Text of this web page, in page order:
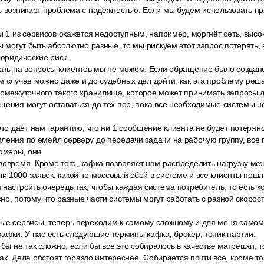
возникает проблема с надёжностью. Если мы будем использовать
из сервисов окажется недоступным, например, моргнёт сеть,
могут быть абсолютно разные, то мы рискуем этот запрос
риск.
на вопросы клиентов мы не можем. Если обращение было
случае можно даже и до судебных дел дойти, как эта проблему
такого хранилища, которое может принимать запросы
могут оставаться до тех пор, пока все необходимые системы
даёт нам гарантию, что ни 1 сообщение клиента не будет
по емейл серверу до передачи задачи на рабочую группу, все
они
Кроме того, кафка позволяет нам распределить нагрузку
1000 заявок, какой-то массовый сбой в системе и все клиенты
очередь так, чтобы каждая система потребитель, то есть
потому что разные части системы могут работать с разной
сервисы, теперь переходим к самому сложному и для меня
У нас есть следующие термины кафка, брокер, топик партии.
не так сложно, если бы все это собиралось в качестве матрёшки,
Дела обстоят гораздо интереснее. Собирается почти все, кроме